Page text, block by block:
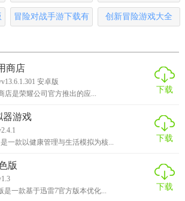
能化管理，大幅提高文件管理效率，减
重加密技术，确保用户数据的安全与隐
户自定义分类规则、快捷键等，满足个
种操作系统和设备，实现跨平台无缝管
哪些
冒险对战手游下载有
创新冒险游戏大全
商店
安卓版
店是荣耀公司官方推出的应...
下载
器游戏
一款以健康管理与生活模拟为核...
下载
版
是一款基于迅雷7官方版本优化...
下载